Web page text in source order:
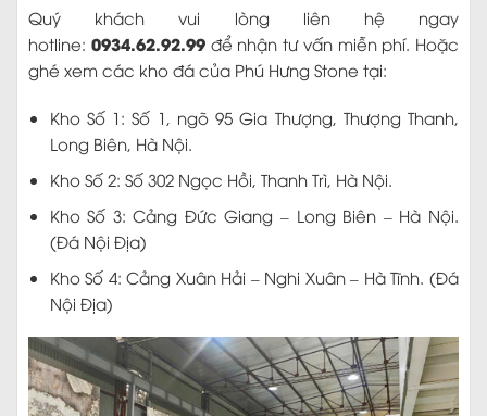
Quý khách vui lòng liên hệ ngay
hotline: 0934.62.92.99để nhận tư vấn miễn phí. Hoặc
ghé xem các kho đá của Phú Hưng Stone tại:
Kho Số 1: Số 1, ngõ 95 Gia Thượng, Thượng Thanh,
Long Biên, Hà Nội.
Kho Số 2: Số 302 Ngọc Hồi, Thanh Trì, Hà Nội.
Kho Số 3: Cảng Đức Giang – Long Biên – Hà Nội.
(Đá Nội Địa)
Kho Số 4: Cảng Xuân Hải – Nghi Xuân – Hà Tĩnh. (Đá
Nội Địa)